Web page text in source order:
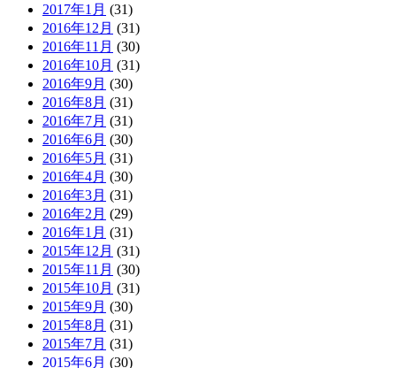
2017年1月 (31)
2016年12月 (31)
2016年11月 (30)
2016年10月 (31)
2016年9月 (30)
2016年8月 (31)
2016年7月 (31)
2016年6月 (30)
2016年5月 (31)
2016年4月 (30)
2016年3月 (31)
2016年2月 (29)
2016年1月 (31)
2015年12月 (31)
2015年11月 (30)
2015年10月 (31)
2015年9月 (30)
2015年8月 (31)
2015年7月 (31)
2015年6月 (30)